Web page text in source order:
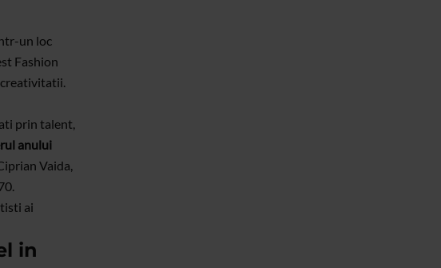
un loc
Fashion
prin talent,
anului
Vaida,
ai
in